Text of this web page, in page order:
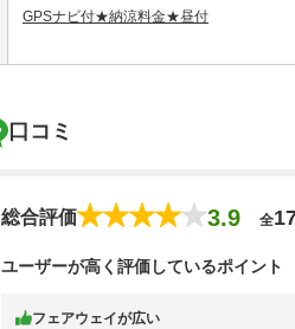
GPSナビ付★納涼料金★昼付
口コミ
総合評価 3.9 全
ユーザーが高く評価しているポイント
フェアウェイが広い